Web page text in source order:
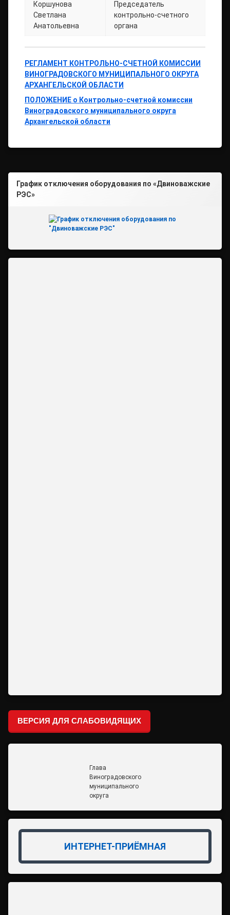
Коршунова
Светлана
Анатольевна
Председатель
контрольно-счетного
органа
РЕГЛАМЕНТ КОНТРОЛЬНО-СЧЕТНОЙ КОМИССИИ
ВИНОГРАДОВСКОГО МУНИЦИПАЛЬНОГО ОКРУГА
АРХАНГЕЛЬСКОЙ ОБЛАСТИ
ПОЛОЖЕНИЕ о Контрольно-счетной комиссии
Виноградовского муниципального округа
Архангельской области
График отключения оборудования по «Двиноважские
РЭС»
ВЕРСИЯ ДЛЯ СЛАБОВИДЯЩИХ
Глава
Виноградовского
муниципального
округа
ИНТЕРНЕТ-ПРИЁМНАЯ